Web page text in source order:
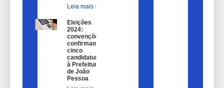
Leia mais »
Eleições
2024:
convenções
confirmam
cinco
candidaturas
à Prefeitura
de João
Pessoa